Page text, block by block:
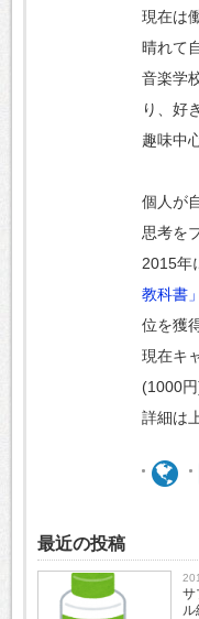
現在は
晴れて
音楽学
り、好
趣味中
個人が
思考を
2015年
教科書」
位を獲
現在キ
(1000
詳細は
最近の投稿
サ